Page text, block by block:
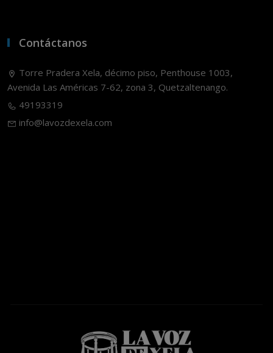
Contáctanos
Torre Pradera Xela, décimo piso, Penthouse 1003,
Avenida Las Américas 7-62, zona 3, Quetzaltenango.
49193319
info@lavozdexela.com